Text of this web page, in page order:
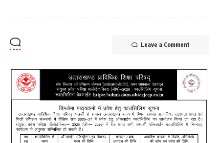
Leave a Comment